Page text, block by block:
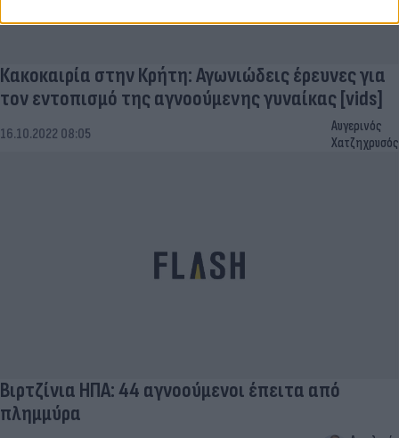
Κακοκαιρία στην Κρήτη: Αγωνιώδεις έρευνες για
τον εντοπισμό της αγνοούμενης γυναίκας [vids]
16.10.2022 08:05
Αυγερινός
Χατζηχρυσός
Βιρτζίνια ΗΠΑ: 44 αγνοούμενοι έπειτα από
πλημμύρα